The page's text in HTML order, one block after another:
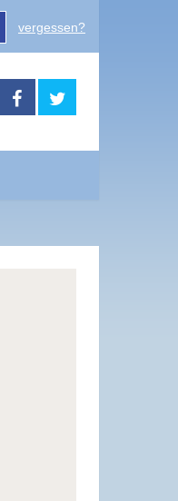
vergessen?